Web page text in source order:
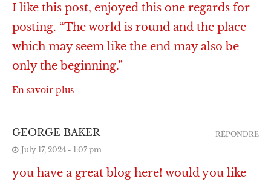
I like this post, enjoyed this one regards for
posting. “The world is round and the place
which may seem like the end may also be
only the beginning.”
En savoir plus
GEORGE BAKER
July 17, 2024 - 1:07 pm
you have a great blog here! would you like
RÉPONDRE